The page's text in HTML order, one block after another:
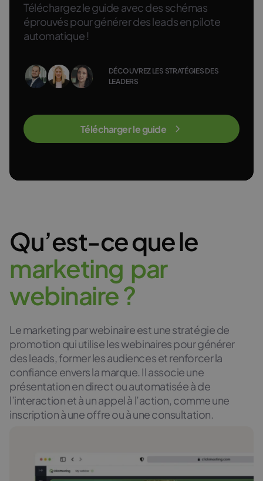
DÉCOUVREZ LES STRATÉGIES DES
LEADERS
Téléchargez le guide avec des schémas
éprouvés pour générer des leads en pilote
automatique !
Télécharger le guide
Qu’est-ce que le
marketing par
webinaire?
Le marketing par webinaire est une stratégie de
promotion qui utilise les webinaires pour générer
des leads, former les audiences et renforcer la
confiance envers la marque. Il associe une
présentation en direct ou automatisée à de
l’interaction et à un appel à l’action, comme une
inscription à une offre ou à une consultation.